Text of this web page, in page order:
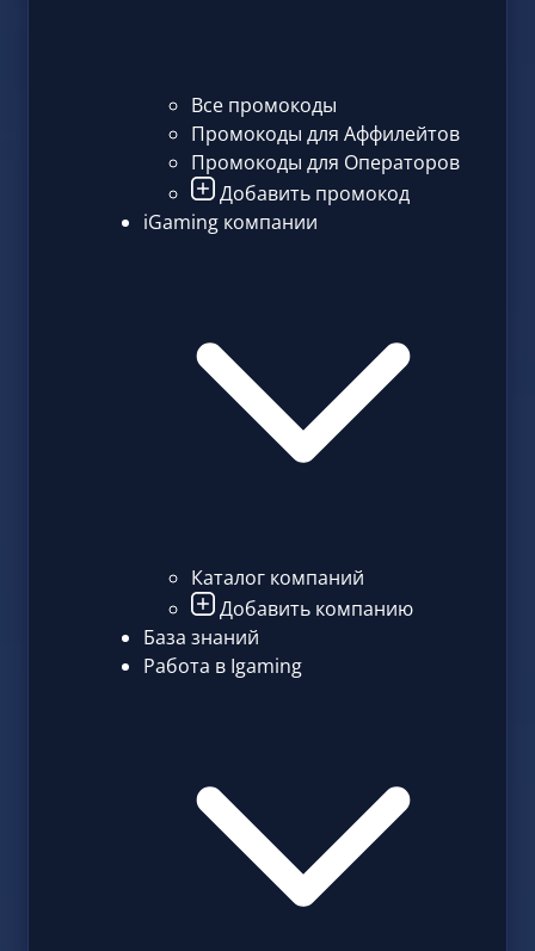
Все промокоды
Промокоды для Аффилейтов
Промокоды для Операторов
Добавить промокод
iGaming компании
Каталог компаний
Добавить компанию
База знаний
Работа в Igaming